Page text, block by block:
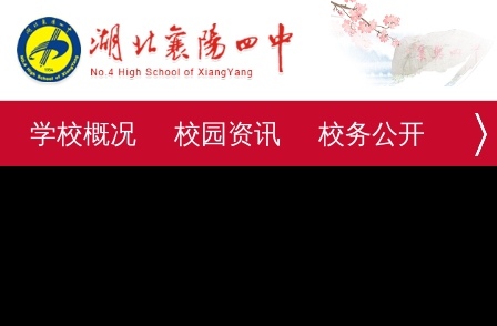
学校概况 校园资讯 校务公开